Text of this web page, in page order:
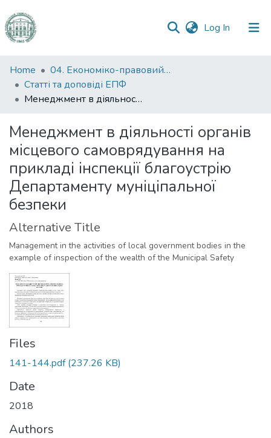
Log In (current)
Communities
&
Collections
Statistics
Home
04. Економіко-правовий факультет
Статті та доповіді ЕПФ
Менеджмент в діяльності органів місцевого самоврядування на прикладі інспекції благоустрію Департаменту муніціпальної безпеки
Менеджмент в діяльності органів
місцевого самоврядування на
прикладі інспекції благоустрію
Департаменту муніціпальної
безпеки
Alternative Title
Management in the activities of local government bodies in the
example of inspection of the wealth of the Municipal Safety
Files
141-144.pdf(237.26 KB)
Date
2018
Authors